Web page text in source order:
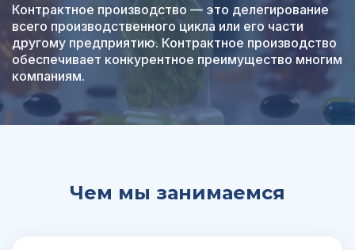
Контрактное производство — это делегирование
всего производственного цикла или его части
другому предприятию. Контрактное производство
обеспечивает конкурентное преимущество многим
компаниям.
Чем мы занимаемся